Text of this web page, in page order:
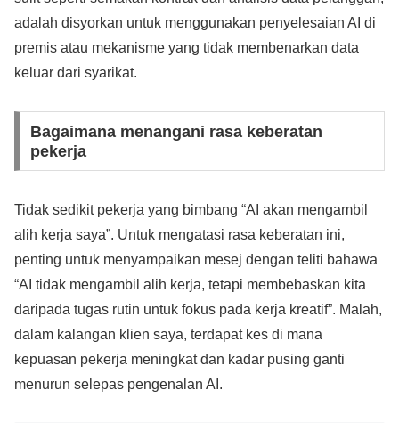
adalah disyorkan untuk menggunakan penyelesaian AI di
premis atau mekanisme yang tidak membenarkan data
keluar dari syarikat.
Bagaimana menangani rasa keberatan
pekerja
Tidak sedikit pekerja yang bimbang “AI akan mengambil
alih kerja saya”. Untuk mengatasi rasa keberatan ini,
penting untuk menyampaikan mesej dengan teliti bahawa
“AI tidak mengambil alih kerja, tetapi membebaskan kita
daripada tugas rutin untuk fokus pada kerja kreatif”. Malah,
dalam kalangan klien saya, terdapat kes di mana
kepuasan pekerja meningkat dan kadar pusing ganti
menurun selepas pengenalan AI.